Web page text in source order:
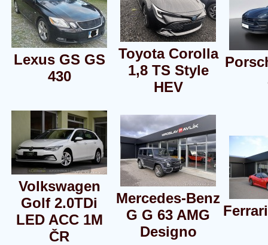
Lexus GS GS
430
Toyota Corolla
1,8 TS Style
HEV
Volkswagen
Golf 2.0TDi
LED ACC 1M
ČR
Mercedes-Benz
G G 63 AMG
Designo